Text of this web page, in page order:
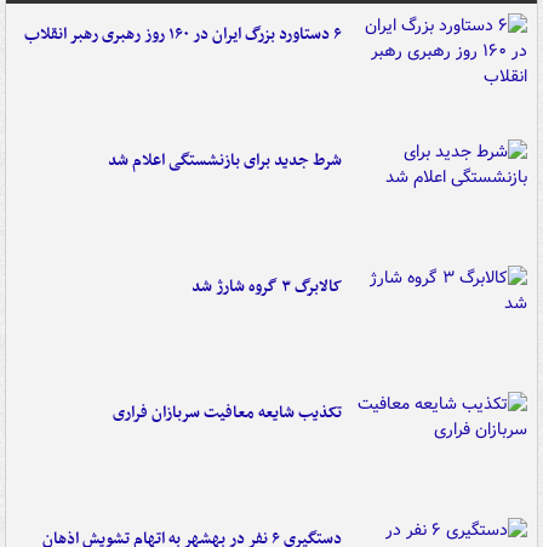
۶ دستاورد بزرگ ایران در ۱۶۰ روز رهبری رهبر انقلاب
شرط جدید برای بازنشستگی اعلام شد
کالابرگ ۳ گروه شارژ شد
تکذیب شایعه معافیت سربازان فراری
دستگیری ۶ نفر در بهشهر به اتهام تشویش اذهان